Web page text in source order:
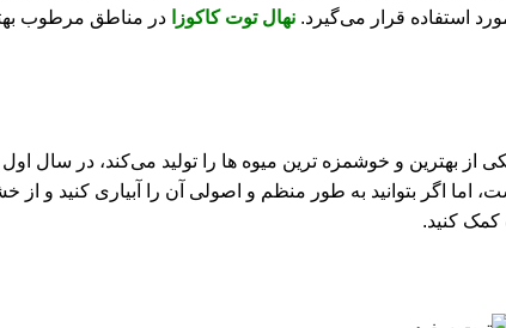
استفاده قرار می‌گیرد. نهال توت کاکوزا
در مناطق مرطوب
از بهترین و خوشمزه ‌ترین میوه‌ ها را تولید می‌کند، در سال
اما اگر بتوانید به‌ طور منظم و اصولی آن را آبیاری کنید و
کمک کنید.